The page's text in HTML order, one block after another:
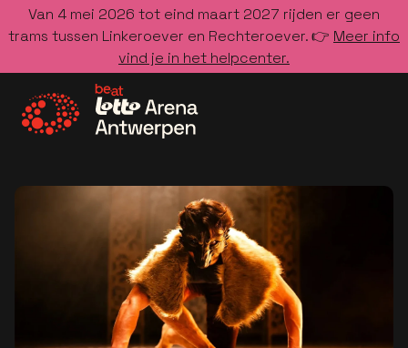
Van 4 mei 2026 tot eind maart 2027 rijden er geen
trams tussen Linkeroever en Rechteroever. 👉 Meer info
vind je in het helpcenter.